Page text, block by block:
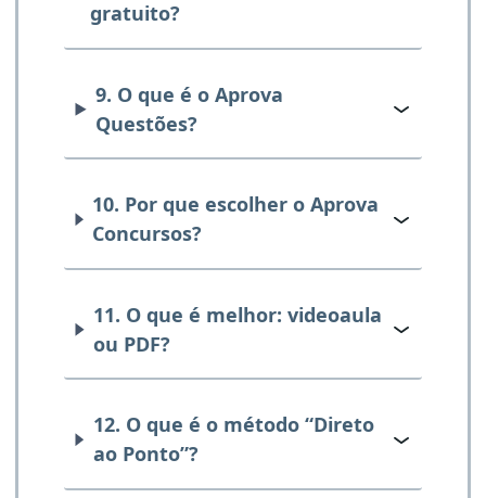
gratuito?
9. O que é o Aprova
Questões?
10. Por que escolher o Aprova
Concursos?
11. O que é melhor: videoaula
ou PDF?
12. O que é o método “Direto
ao Ponto”?